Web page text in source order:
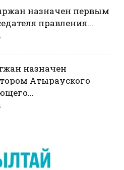
назначен первым
правления...
назначен
Атырауского